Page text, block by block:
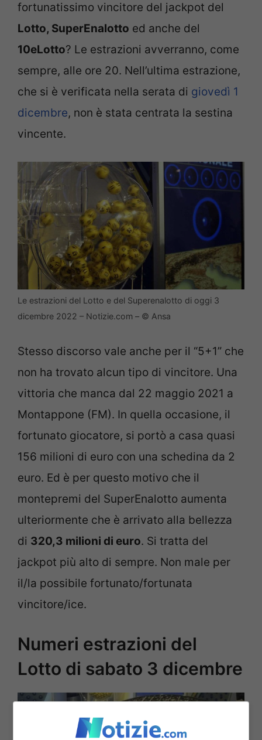
fortunatissimo vincitore del jackpot del
Lotto, SuperEnalotto ed anche del
10eLotto? Le estrazioni avverranno, come
sempre, alle ore 20. Nell’ultima estrazione,
che si è verificata nella serata di giovedì 1
dicembre, non è stata centrata la sestina
vincente.
Le estrazioni del Lotto e del Superenalotto di oggi 3
dicembre 2022 – Notizie.com – © Ansa
Stesso discorso vale anche per il “5+1” che
non ha trovato alcun tipo di vincitore. Una
vittoria che manca dal 22 maggio 2021 a
Montappone (FM). In quella occasione, il
fortunato giocatore, si portò a casa quasi
156 milioni di euro con una schedina da 2
euro. Ed è per questo motivo che il
montepremi del SuperEnalotto aumenta
ulteriormente che è arrivato alla bellezza
di 320,3 milioni di euro. Si tratta del
jackpot più alto di sempre. Non male per
il/la possibile fortunato/fortunata
vincitore/ice.
Numeri estrazioni del
Lotto di sabato 3 dicembre